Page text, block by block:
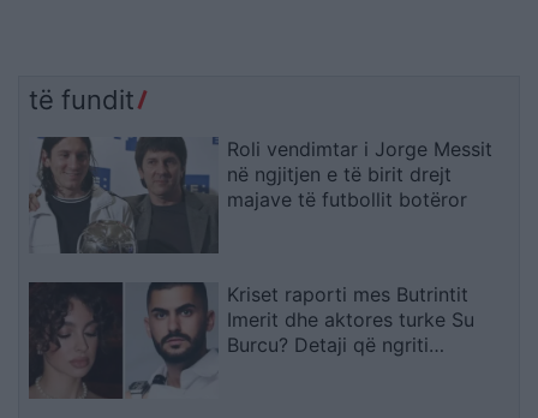
të fundit
Roli vendimtar i Jorge Messit
në ngjitjen e të birit drejt
majave të futbollit botëror
Kriset raporti mes Butrintit
Imerit dhe aktores turke Su
Burcu? Detaji që ngriti